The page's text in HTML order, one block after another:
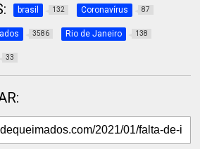
brasil 132 Coronavírus 87
3586 Rio de Janeiro 138
33